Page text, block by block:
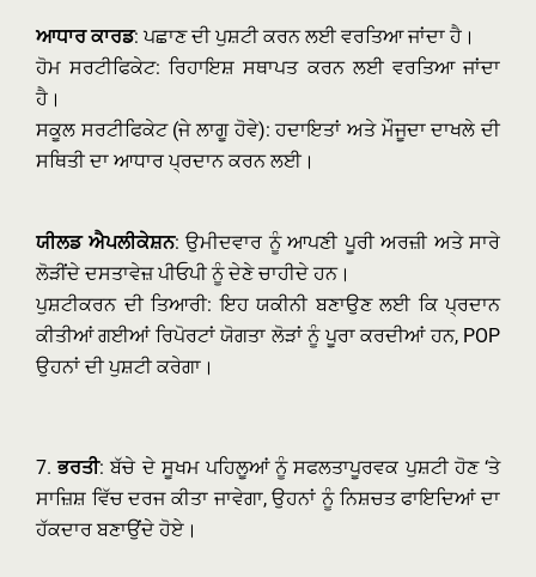
ਆਧਾਰ ਕਾਰਡ: ਪਛਾਣ ਦੀ ਪੁਸ਼ਟੀ ਕਰਨ ਲਈ ਵਰਤਿਆ ਜਾਂਦਾ ਹੈ।
ਹੋਮ ਸਰਟੀਫਿਕੇਟ: ਰਿਹਾਇਸ਼ ਸਥਾਪਤ ਕਰਨ ਲਈ ਵਰਤਿਆ ਜਾਂਦਾ
ਹੈ।
ਸਕੂਲ ਸਰਟੀਫਿਕੇਟ (ਜੇ ਲਾਗੂ ਹੋਵੇ): ਹਦਾਇਤਾਂ ਅਤੇ ਮੌਜੂਦਾ ਦਾਖਲੇ ਦੀ
ਸਥਿਤੀ ਦਾ ਆਧਾਰ ਪ੍ਰਦਾਨ ਕਰਨ ਲਈ।
ਯੀਲਡ ਐਪਲੀਕੇਸ਼ਨ: ਉਮੀਦਵਾਰ ਨੂੰ ਆਪਣੀ ਪੂਰੀ ਅਰਜ਼ੀ ਅਤੇ ਸਾਰੇ
ਲੋੜੀਂਦੇ ਦਸਤਾਵੇਜ਼ ਪੀਓਪੀ ਨੂੰ ਦੇਣੇ ਚਾਹੀਦੇ ਹਨ।
ਪੁਸ਼ਟੀਕਰਨ ਦੀ ਤਿਆਰੀ: ਇਹ ਯਕੀਨੀ ਬਣਾਉਣ ਲਈ ਕਿ ਪ੍ਰਦਾਨ
ਕੀਤੀਆਂ ਗਈਆਂ ਰਿਪੋਰਟਾਂ ਯੋਗਤਾ ਲੋੜਾਂ ਨੂੰ ਪੂਰਾ ਕਰਦੀਆਂ ਹਨ, POP
ਉਹਨਾਂ ਦੀ ਪੁਸ਼ਟੀ ਕਰੇਗਾ।
7.ਭਰਤੀ: ਬੱਚੇ ਦੇ ਸੂਖਮ ਪਹਿਲੂਆਂ ਨੂੰ ਸਫਲਤਾਪੂਰਵਕ ਪੁਸ਼ਟੀ ਹੋਣ ‘ਤੇ
ਸਾਜ਼ਿਸ਼ ਵਿੱਚ ਦਰਜ ਕੀਤਾ ਜਾਵੇਗਾ, ਉਹਨਾਂ ਨੂੰ ਨਿਸ਼ਚਤ ਫਾਇਦਿਆਂ ਦਾ
ਹੱਕਦਾਰ ਬਣਾਉਂਦੇ ਹੋਏ।